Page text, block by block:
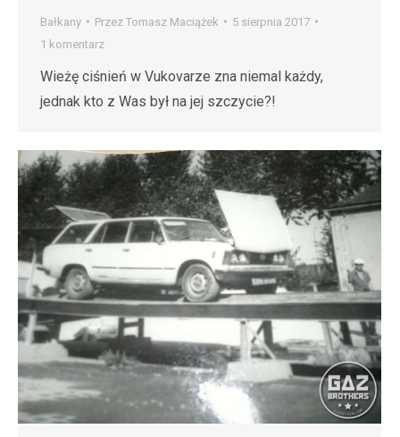
Bałkany Przez Tomasz Maciążek
5 sierpnia 2017
1 komentarz
Wieżę ciśnień w Vukovarze zna niemal każdy,
jednak kto z Was był na jej szczycie?!